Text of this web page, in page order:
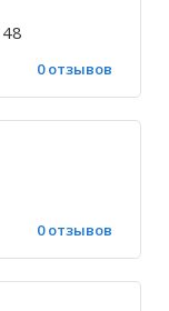
0 отзывов
0 отзывов